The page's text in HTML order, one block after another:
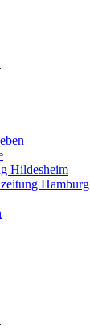
Hildesheim
Hamburg